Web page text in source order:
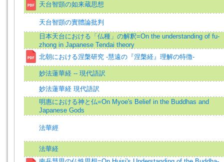
天台智顗の如来蔵思想
天台智顗の實體論批判
日本天台における「仏種」の解釈=On the understanding of fu-
zhong in Japanese Tendai theory
北朝における涅槃研究 -慧遠の『涅槃経』理解の特徴-
妙法蓮華経 -- 現代語訳
妙法蓮華経 現代語訳
明惠における神と仏=On Myoe's Belief in the Buddhas and
Japanese Gods
法華經
法華経